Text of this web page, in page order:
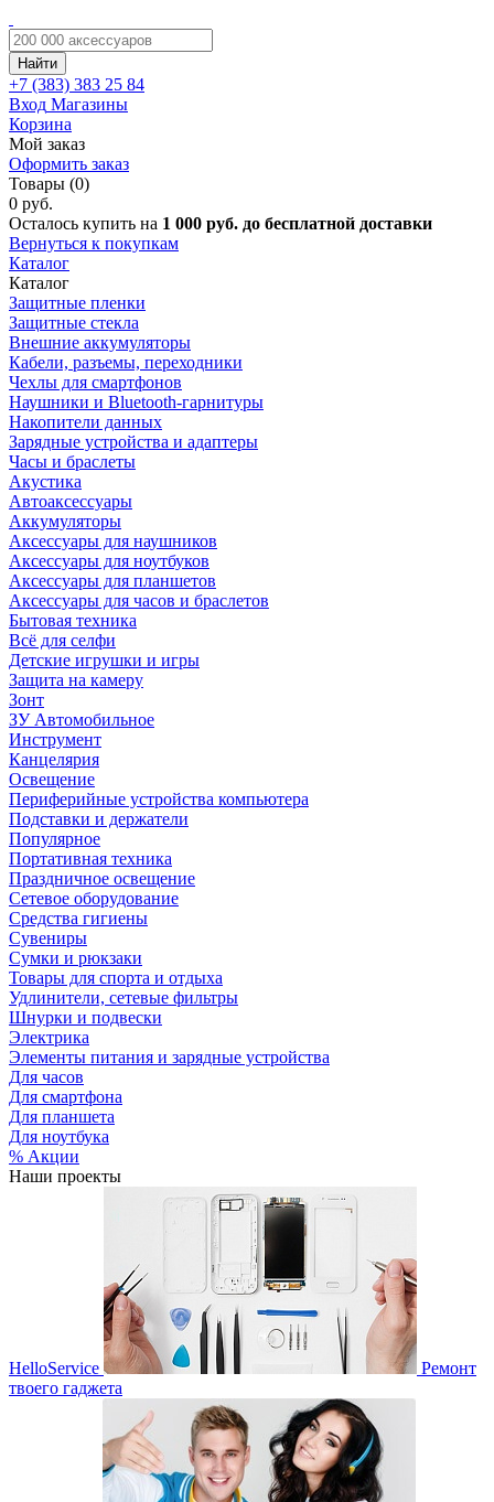
Найти
+7 (383) 383 25 84
Вход Магазины
Корзина
Мой заказ
Оформить заказ
Товары (0)
0 руб.
Осталось купить на 1 000 руб. до бесплатной доставки
Вернуться к покупкам
Каталог
Каталог
Защитные пленки
Защитные стекла
Внешние аккумуляторы
Кабели, разъемы, переходники
Чехлы для смартфонов
Наушники и Bluetooth-гарнитуры
Накопители данных
Зарядные устройства и адаптеры
Часы и браслеты
Акустика
Автоаксессуары
Аккумуляторы
Аксессуары для наушников
Аксессуары для ноутбуков
Аксессуары для планшетов
Аксессуары для часов и браслетов
Бытовая техника
Всё для селфи
Детские игрушки и игры
Защита на камеру
Зонт
ЗУ Автомобильное
Инструмент
Канцелярия
Освещение
Периферийные устройства компьютера
Подставки и держатели
Популярное
Портативная техника
Праздничное освещение
Сетевое оборудование
Средства гигиены
Сувениры
Сумки и рюкзаки
Товары для спорта и отдыха
Удлинители, сетевые фильтры
Шнурки и подвески
Электрика
Элементы питания и зарядные устройства
Для часов
Для смартфона
Для планшета
Для ноутбука
% Акции
Наши проекты
HelloService
Ремонт
твоего гаджета